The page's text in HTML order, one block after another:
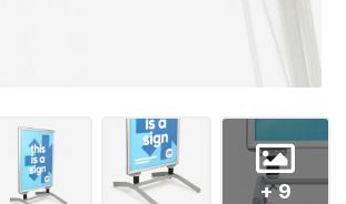
+ 9